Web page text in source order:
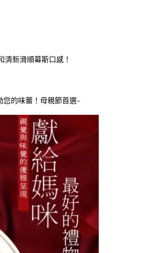
新滑順幕斯口感！
的味蕾！母親節首選~